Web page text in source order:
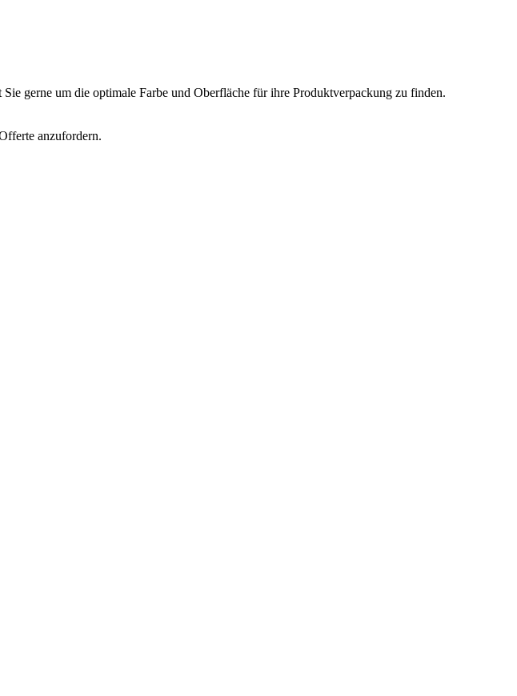
gerne um die optimale Farbe und Oberfläche für ihre Produktverpackung zu finden.
anzufordern.